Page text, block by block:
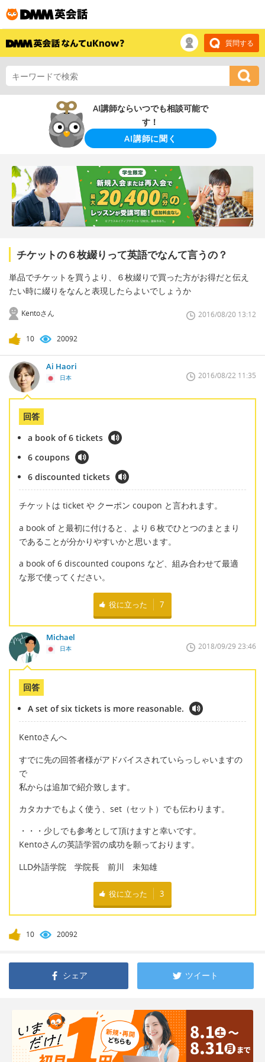
質問する
AI講師ならいつでも相談可能で
す！
AI講師に聞く
チケットの６枚綴りって英語でなんて言うの？
単品でチケットを買うより、６枚綴りで買った方がお得だと伝え
たい時に綴りをなんと表現したらよいでしょうか
Kentoさん 2016/08/20 13:12
10 20092
Ai Haori
日本 2016/08/22 11:35
回答
a book of 6 tickets
6 coupons
6 discounted tickets
チケットは ticket や クーポン coupon と言われます。
a book of と最初に付けると、より６枚でひとつのまとまり
であることが分かりやすいかと思います。
a book of 6 discounted coupons など、組み合わせて最適
な形で使ってください。
役に立った 7
Michael
日本 2018/09/29 23:46
回答
A set of six tickets is more reasonable.
Kentoさんへ
すでに先の回答者様がアドバイスされていらっしゃいますの
で
私からは追加で紹介致します。
カタカナでもよく使う、set（セット）でも伝わります。
・・・少しでも参考として頂けますと幸いです。
Kentoさんの英語学習の成功を願っております。
LLD外語学院 学院長 前川 未知雄
役に立った 3
10 20092
シェア ツイート